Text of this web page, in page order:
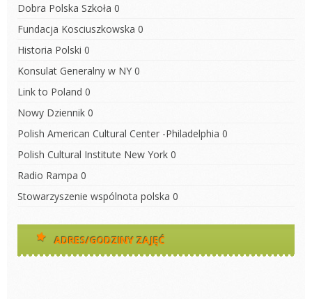
Dobra Polska Szkoła 0
Fundacja Kosciuszkowska 0
Historia Polski 0
Konsulat Generalny w NY 0
Link to Poland 0
Nowy Dziennik 0
Polish American Cultural Center -Philadelphia 0
Polish Cultural Institute New York 0
Radio Rampa 0
Stowarzyszenie wspólnota polska 0
ADRES/GODZINY ZAJĘĆ